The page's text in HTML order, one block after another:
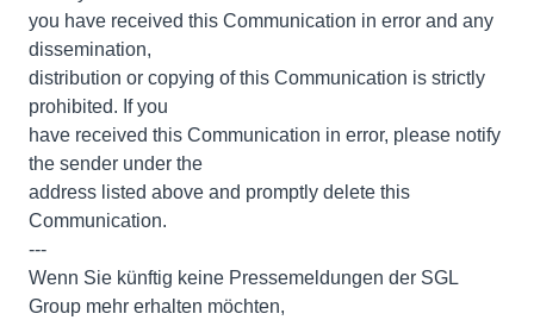
you have received this Communication in error and any
dissemination,
distribution or copying of this Communication is strictly
prohibited. If you
have received this Communication in error, please notify
the sender under the
address listed above and promptly delete this
Communication.
---
Wenn Sie künftig keine Pressemeldungen der SGL
Group mehr erhalten möchten,